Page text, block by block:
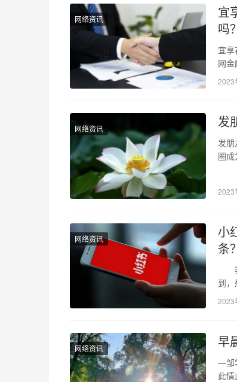
网络资讯
宜
吗？
宜
网
然而
2023
网络资讯 发
发朋
圈
2023
网络资讯
小
条？
我
到
用
2023
网络资讯 早
—邹
此